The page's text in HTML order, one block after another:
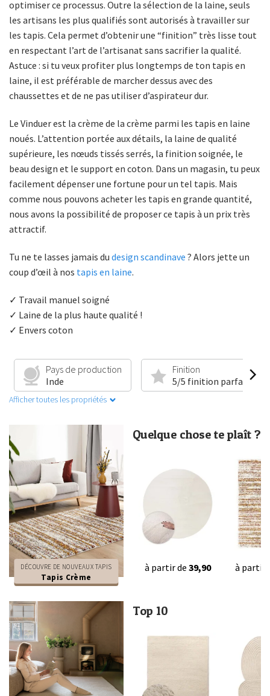
optimiser ce processus. Outre la sélection de la laine, seuls
les artisans les plus qualifiés sont autorisés à travailler sur
les tapis. Cela permet d’obtenir une “finition” très lisse tout
en respectant l’art de l’artisanat sans sacrifier la qualité.
Astuce : si tu veux profiter plus longtemps de ton tapis en
laine, il est préférable de marcher dessus avec des
chaussettes et de ne pas utiliser d’aspirateur dur.
Le Vinduer est la crème de la crème parmi les tapis en laine
noués. L’attention portée aux détails, la laine de qualité
supérieure, les nœuds tissés serrés, la finition soignée, le
beau design et le support en coton. Dans un magasin, tu peux
facilement dépenser une fortune pour un tel tapis. Mais
comme nous pouvons acheter les tapis en grande quantité,
nous avons la possibilité de proposer ce tapis à un prix très
attractif.
Tu ne te lasses jamais du design scandinave ? Alors jette un
coup d’œil à nos tapis en laine.
✓ Travail manuel soigné
✓ Laine de la plus haute qualité !
✓ Envers coton
Pays de production
Inde
Finition
5/5 finition parfaite
Afficher toutes les propriétés
DÉCOUVRE DE NOUVEAUX TAPIS
Tapis Crème
Quelque chose te plaît ?
à partir de 39,90 à partir
Top 10